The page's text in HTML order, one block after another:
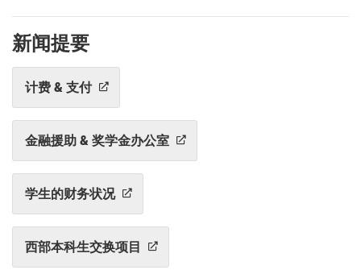
新闻提要
计费 & 支付
金融援助 & 奖学金办公室
学生的财务状况
西部本科生交换项目